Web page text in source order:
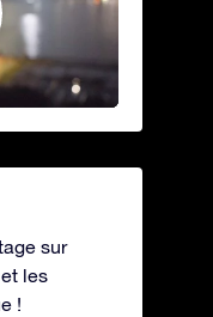
sur
les
!